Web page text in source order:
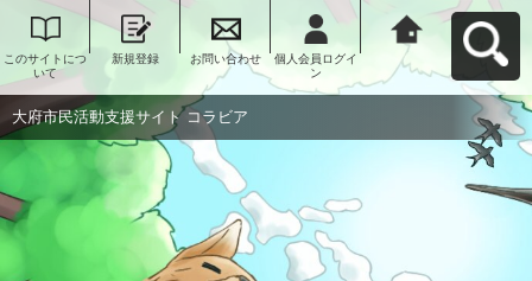
このサイトにつ
いて
新規登録 お問い合わせ
個人会員ログイ
ン
大府市民活動支
援サイト コラビ
アへ戻る
大府市民活動支援サイト コラビア